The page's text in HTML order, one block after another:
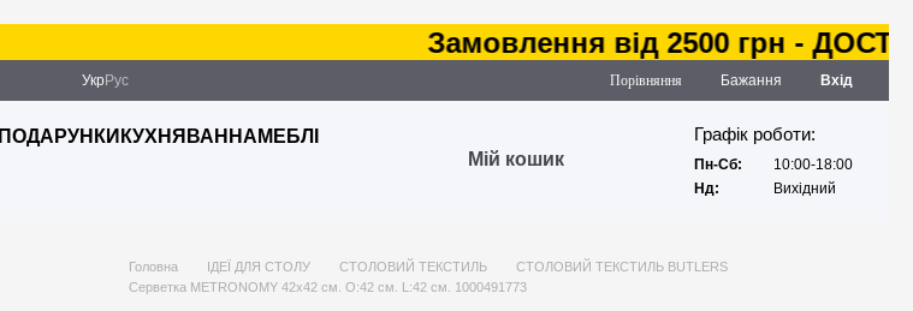
Замовлення від 2500 грн -
Укр Рус Порівняння Бажання Вхід
ПОДАРУНКИ КУХНЯ ВАННА МЕБЛІ
Мій кошик
Графік роботи:
Пн-Сб:
10:00-18:00
Нд:
Вихідний
Головна ІДЕЇ ДЛЯ СТОЛУ СТОЛОВИЙ ТЕКСТИЛЬ
СТОЛОВИЙ ТЕКСТИЛЬ BUTLERS
Серветка METRONOMY 42x42 см. O:42 см. L:42 см. 1000491773